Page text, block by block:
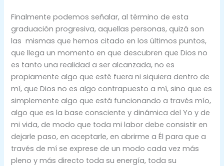
Finalmente podemos señalar, al término de esta
graduación progresiva, aquellas personas, quizá son
las mismas que hemos citado en los últimos puntos,
que llega un momento en que descubren que Dios no
es tanto una realidad a ser alcanzada, no es
propiamente algo que esté fuera ni siquiera dentro de
mí, que Dios no es algo contrapuesto a mí, sino que es
simplemente algo que está funcionando a través mío,
algo que es la base consciente y dinámica del Yo y de
mi vida, de modo que toda mi labor debe consistir en
dejarle paso, en aceptarle, en abrirme a Él para que a
través de mí se exprese de un modo cada vez más
pleno y más directo toda su energía, toda su